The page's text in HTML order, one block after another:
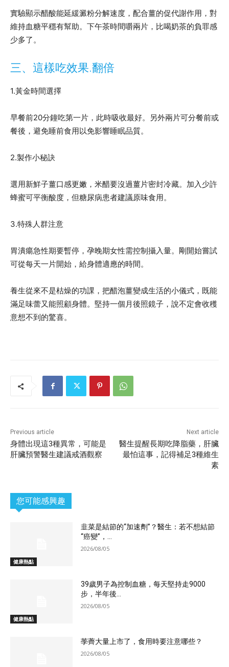
實驗顯示醋酸能延緩澱粉分解速度，配合薑的促代謝作用，對
維持血糖平穩有幫助。下午茶時間嚼兩片，比喝奶茶的負罪感
少多了。
三、這樣吃效果.翻倍
1.黃金時間選擇
早餐前20分鐘吃第一片，此時吸收最好。另外兩片可分餐前或
餐後，避免睡前食用以免影響睡眠品質。
2.製作小秘訣
選用新鮮子薑口感更嫩，米醋要沒過薑片密封冷藏。加入少許
蜂蜜可平衡酸度，但糖尿病患者建議原味食用。
3.特殊人群注意
胃潰瘍急性期要暫停，孕晚期女性需控制攝入量。剛開始嘗試
可從每天一片開始，給身體適應的時間。
養生從來不是枯燥的功課，把醋泡薑變成生活的小儀式，既能
滿足味蕾又能照顧身體。堅持一個月後照鏡子，說不定會收穫
意想不到的驚喜。
Previous article
身體出現這3種異常，可能是
肝臟預警醫生建議戒酒觀察
Next article
醫生提醒長期吃降脂藥，肝臟
最怕這事，記得補足3種維生
素
您可能感興趣
健康熱點
韭菜是結節的“加速劑”？醫生：若不想結節
“癌變”，...
2026/08/05
健康熱點
39歲男子為控制血糖，每天堅持走9000
步，半年後...
2026/08/05
荸薺大量上市了，食用時要注意哪些？
2026/08/05